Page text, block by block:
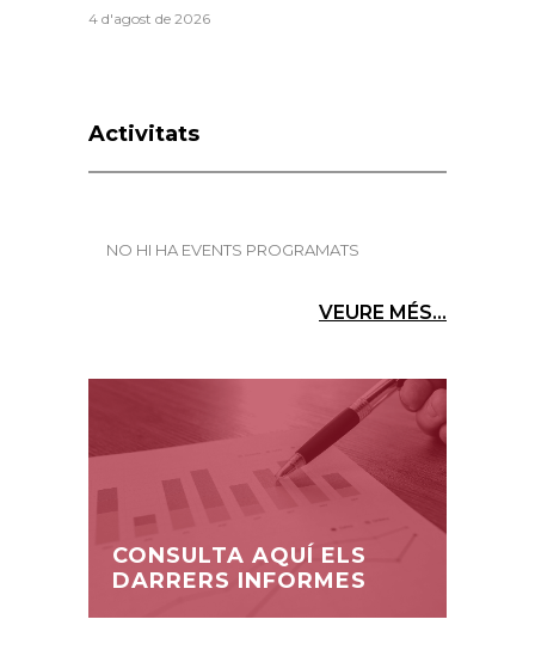
4 d'agost de 2026
Activitats
NO HI HA EVENTS PROGRAMATS
VEURE MÉS...
CONSULTA AQUÍ ELS
DARRERS INFORMES